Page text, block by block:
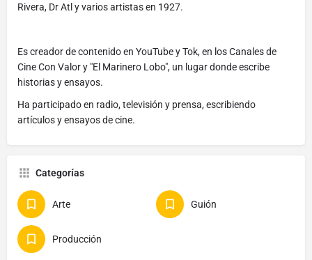
Rivera, Dr Atl y varios artistas en 1927.
Es creador de contenido en YouTube y Tok, en los Canales de
Cine Con Valor y "El Marinero Lobo", un lugar donde escribe
historias y ensayos.
Ha participado en radio, televisión y prensa, escribiendo
artículos y ensayos de cine.
Categorías
Arte Guión
Producción